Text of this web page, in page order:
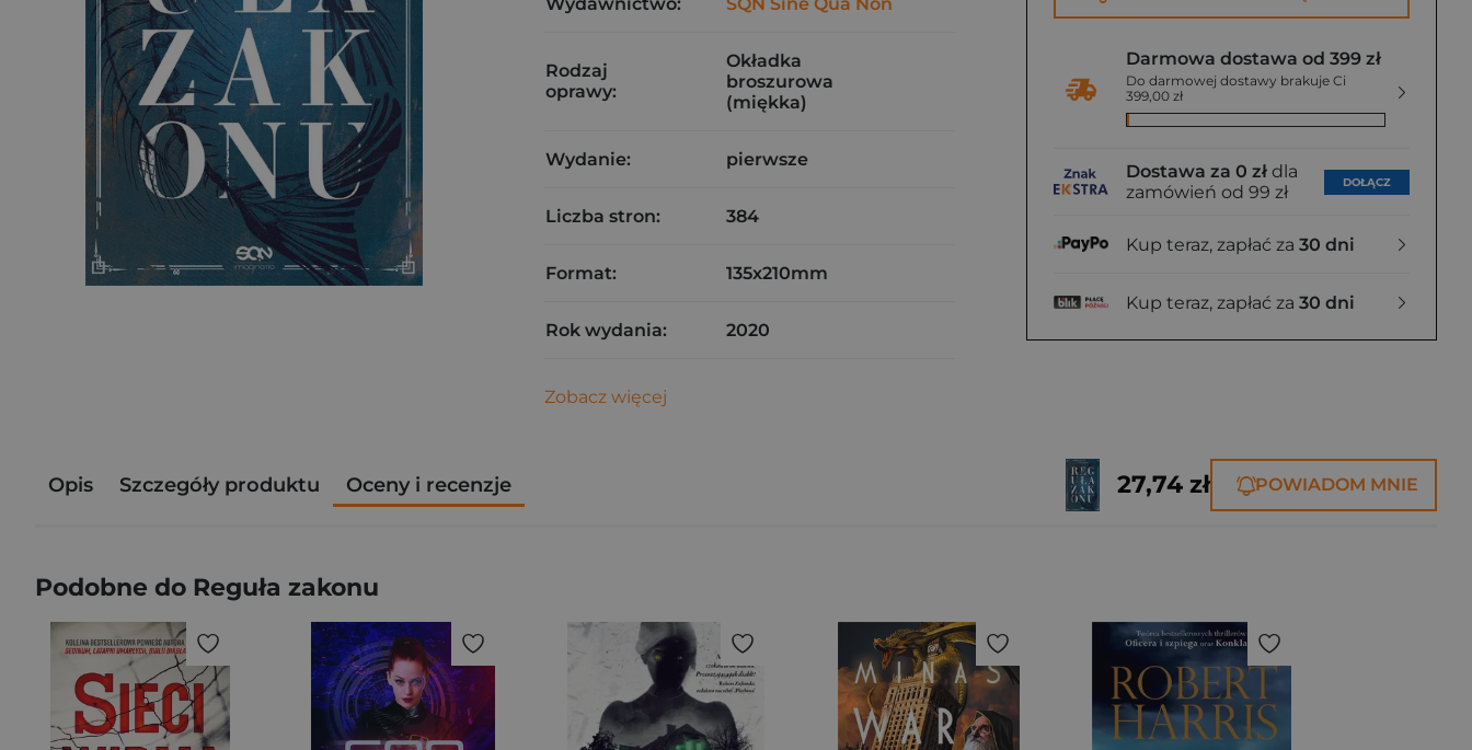
Darmowa dostawa od 399 zł
Do darmowej dostawy brakuje Ci
399,00 zł
Dostawa za 0 zł dla
zamówień od 99 zł
DOŁĄCZ
Kup teraz, zapłać za 30 dni
Kup teraz, zapłać za 30 dni
Rodzaj
oprawy:
Okładka
broszurowa
(miękka)
Wydanie: pierwsze
Liczba stron: 384
Format: 135x210mm
Rok wydania: 2020
Zobacz więcej
Opis Szczegóły produktu Oceny i recenzje 27,74 zł POWIADOM MNIE
Podobne do Reguła zakonu